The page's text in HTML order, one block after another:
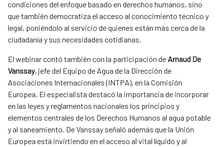
condiciones del enfoque basado en derechos humanos, sino
que también democratiza el acceso al conocimiento técnico y
legal, poniéndolo al servicio de quienes están más cerca de la
ciudadanía y sus necesidades cotidianas.
El webinar contó también con la participación de Arnaud De
Vanssay, jefe del Equipo de Agua de la Dirección de
Asociaciones Internacionales (INTPA), en la Comisión
Europea. El especialista destacó la importancia de incorporar
en las leyes y reglamentos nacionales los principios y
elementos centrales de los Derechos Humanos al agua potable
y al saneamiento. De Vanssay señaló además que la Unión
Europea está invirtiendo en el acceso al vital líquido y al